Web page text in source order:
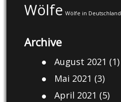
Wölfe Wölfe in Deutschland
Archive
August 2021 (1)
Mai 2021 (3)
April 2021 (5)